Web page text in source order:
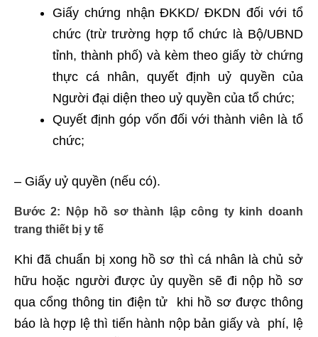
Giấy chứng nhận ĐKKD/ ĐKDN đối với tổ
chức (trừ trường hợp tổ chức là Bộ/UBND
tỉnh, thành phố) và kèm theo giấy tờ chứng
thực cá nhân, quyết định uỷ quyền của
Người đại diện theo uỷ quyền của tổ chức;
Quyết định góp vốn đối với thành viên là tổ
chức;
– Giấy uỷ quyền (nếu có).
Bước 2: Nộp hồ sơ thành lập công ty kinh doanh
trang thiết bị y tế
Khi đã chuẩn bị xong hồ sơ thì cá nhân là chủ sở
hữu hoặc người được ủy quyền sẽ đi nộp hồ sơ
qua cổng thông tin điện tử khi hồ sơ được thông
báo là hợp lệ thì tiến hành nộp bản giấy và phí, lệ